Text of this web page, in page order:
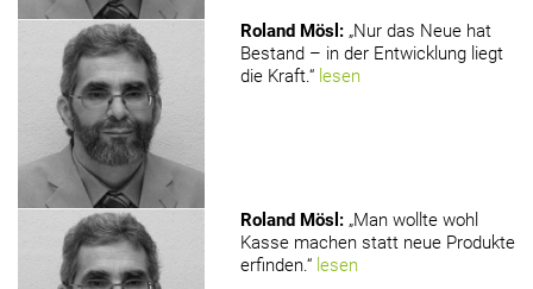
Roland Mösl : „Nur das Neue hat
Bestand – in der Entwicklung liegt
die Kraft.“ lesen
Roland Mösl : „Man wollte wohl
Kasse machen statt neue Produkte
erfinden.“ lesen